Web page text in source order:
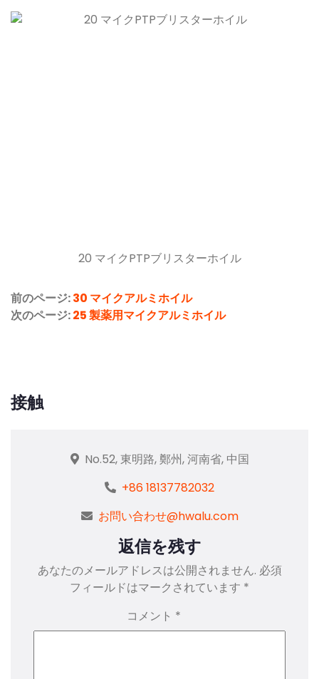
20 マイクPTPブリスターホイル
前のページ:30 マイクアルミホイル
次のページ:25 製薬用マ​​イクアルミホイル
接触
No.52, 東明路, 鄭州, 河南省, 中国
+86 18137782032
お問い合わせ@hwalu.com
返信を残す
あなたのメールアドレスは公開されません. 必須
フィールドはマークされています *
コメント *